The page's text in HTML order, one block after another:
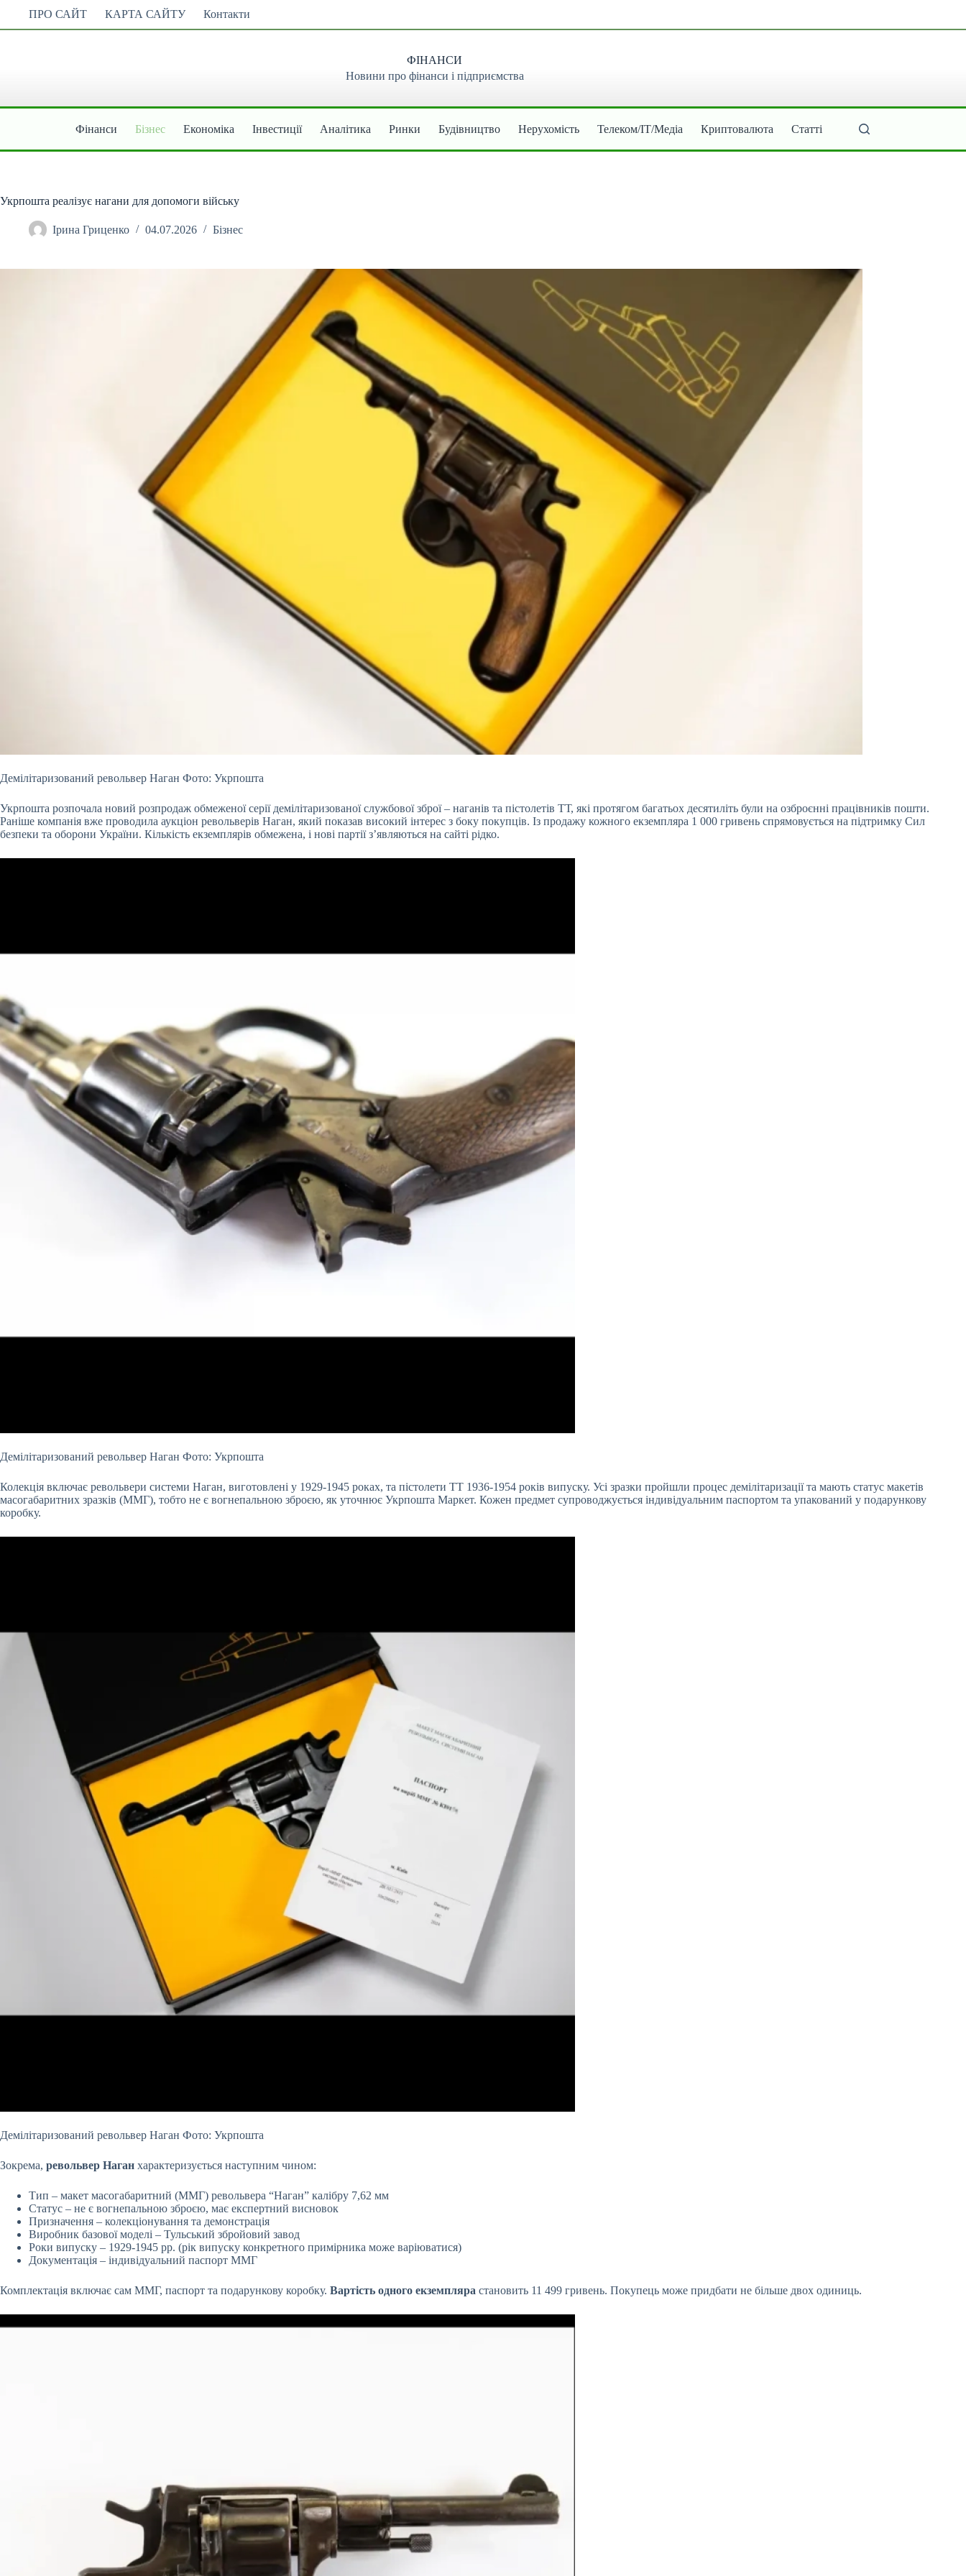
вмісту
ПРО САЙТ КАРТА САЙТУ Контакти
ФІНАНСИ
Новини про фінанси і підприємства
Фінанси Бізнес Економіка Інвестиції Аналітика Ринки Будівництво Нерухомість Телеком/ІТ/Медіа Криптовалюта Статті
Укрпошта реалізує нагани для допомоги війську
Ірина Гриценко 04.07.2026 Бізнес
Демілітаризований револьвер Наган Фото: Укрпошта
Укрпошта розпочала новий розпродаж обмеженої серії демілітаризованої службової зброї – наганів та пістолетів ТТ, які протягом багатьох десятиліть були на озброєнні працівників пошти.
Раніше компанія вже проводила аукціон револьверів Наган, який показав високий інтерес з боку покупців. Із продажу кожного екземпляра 1 000 гривень спрямовується на підтримку Сил
безпеки та оборони України. Кількість екземплярів обмежена, і нові партії з’являються на сайті рідко.
Демілітаризований револьвер Наган Фото: Укрпошта
Колекція включає револьвери системи Наган, виготовлені у 1929-1945 роках, та пістолети ТТ 1936-1954 років випуску. Усі зразки пройшли процес демілітаризації та мають статус макетів
масогабаритних зразків (ММГ), тобто не є вогнепальною зброєю, як уточнює Укрпошта Маркет. Кожен предмет супроводжується індивідуальним паспортом та упакований у подарункову
коробку.
Демілітаризований револьвер Наган Фото: Укрпошта
Зокрема, револьвер Наган характеризується наступним чином:
Тип – макет масогабаритний (ММГ) револьвера “Наган” калібру 7,62 мм
Статус – не є вогнепальною зброєю, має експертний висновок
Призначення – колекціонування та демонстрація
Виробник базової моделі – Тульський збройовий завод
Роки випуску – 1929-1945 рр. (рік випуску конкретного примірника може варіюватися)
Документація – індивідуальний паспорт ММГ
Комплектація включає сам ММГ, паспорт та подарункову коробку. Вартість одного екземпляра становить 11 499 гривень. Покупець може придбати не більше двох одиниць.